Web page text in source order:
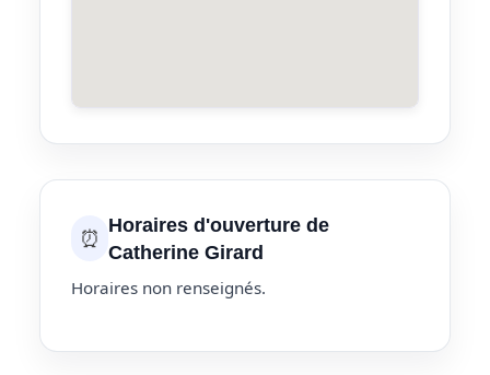
⏰ Horaires d'ouverture de
Catherine Girard
Horaires non renseignés.